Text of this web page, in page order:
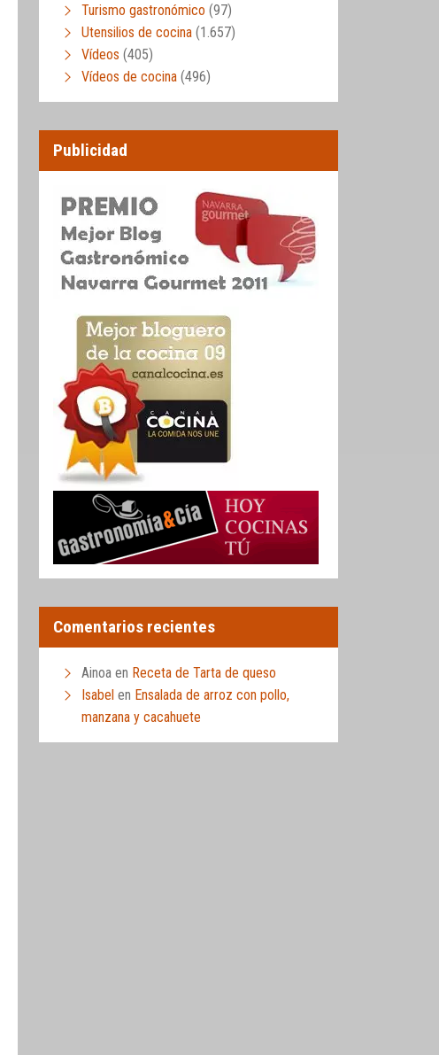
Turismo gastronómico (97)
Utensilios de cocina (1.657)
Vídeos (405)
Vídeos de cocina (496)
Publicidad
Comentarios recientes
Ainoa en Receta de Tarta de queso
Isabel en Ensalada de arroz con pollo,
manzana y cacahuete